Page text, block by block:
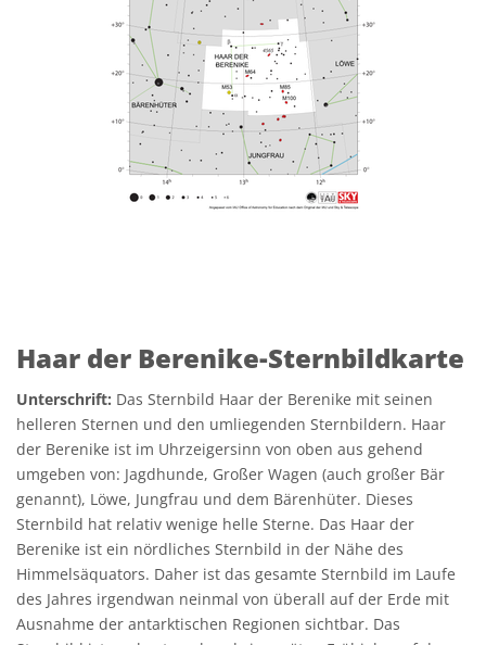
Haar der Berenike-Sternbildkarte
Unterschrift: Das Sternbild Haar der Berenike mit seinen
helleren Sternen und den umliegenden Sternbildern. Haar
der Berenike ist im Uhrzeigersinn von oben aus gehend
umgeben von: Jagdhunde, Großer Wagen (auch großer Bär
genannt), Löwe, Jungfrau und dem Bärenhüter. Dieses
Sternbild hat relativ wenige helle Sterne. Das Haar der
Berenike ist ein nördliches Sternbild in der Nähe des
Himmelsäquators. Daher ist das gesamte Sternbild im Laufe
des Jahres irgendwan neinmal von überall auf der Erde mit
Ausnahme der antarktischen Regionen sichtbar. Das